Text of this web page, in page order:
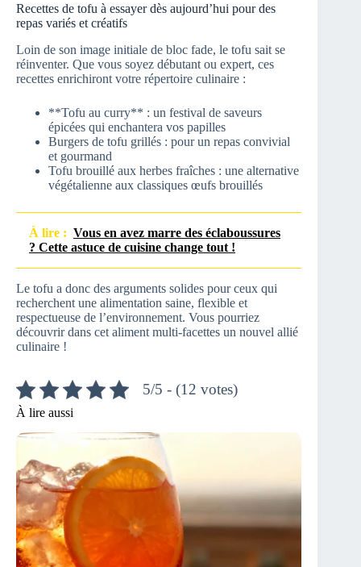
Recettes de tofu à essayer dès aujourd’hui pour des
repas variés et créatifs
Loin de son image initiale de bloc fade, le tofu sait se
réinventer. Que vous soyez débutant ou expert, ces
recettes enrichiront votre répertoire culinaire :
**Tofu au curry** : un festival de saveurs
épicées qui enchantera vos papilles
Burgers de tofu grillés : pour un repas convivial
et gourmand
Tofu brouillé aux herbes fraîches : une alternative
végétalienne aux classiques œufs brouillés
À lire : Vous en avez marre des éclaboussures
? Cette astuce de cuisine change tout !
Le tofu a donc des arguments solides pour ceux qui
recherchent une alimentation saine, flexible et
respectueuse de l’environnement. Vous pourriez
découvrir dans cet aliment multi-facettes un nouvel allié
culinaire !
5/5 - (12 votes)
À lire aussi